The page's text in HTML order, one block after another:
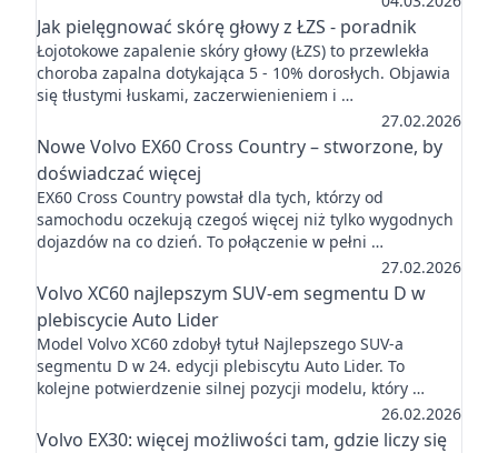
Jak pielęgnować skórę głowy z ŁZS - poradnik
Łojotokowe zapalenie skóry głowy (ŁZS) to przewlekła
choroba zapalna dotykająca 5 - 10% dorosłych. Objawia
się tłustymi łuskami, zaczerwienieniem i …
27.02.2026
Nowe Volvo EX60 Cross Country – stworzone, by
doświadczać więcej
EX60 Cross Country powstał dla tych, którzy od
samochodu oczekują czegoś więcej niż tylko wygodnych
dojazdów na co dzień. To połączenie w pełni …
27.02.2026
Volvo XC60 najlepszym SUV-em segmentu D w
plebiscycie Auto Lider
Model Volvo XC60 zdobył tytuł Najlepszego SUV-a
segmentu D w 24. edycji plebiscytu Auto Lider. To
kolejne potwierdzenie silnej pozycji modelu, który …
26.02.2026
Volvo EX30: więcej możliwości tam, gdzie liczy się